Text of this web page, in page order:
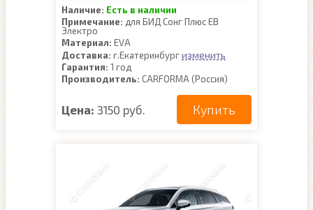
Наличие: Есть в наличии
Примечание: для БИД Сонг Плюс ЕВ
Электро
Материал: EVA
Доставка: г.Екатеринбургизменить
Гарантия: 1 год
Производитель: CARFORMA (Россия)
Цена: 3150 руб. Купить